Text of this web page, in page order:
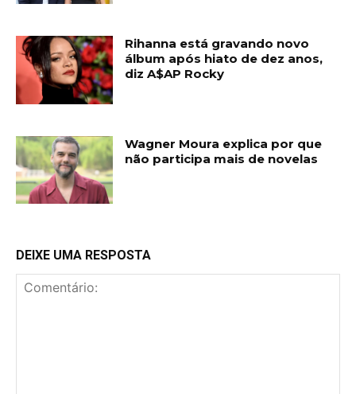
Rihanna está gravando novo
álbum após hiato de dez anos,
diz A$AP Rocky
Wagner Moura explica por que
não participa mais de novelas
DEIXE UMA RESPOSTA